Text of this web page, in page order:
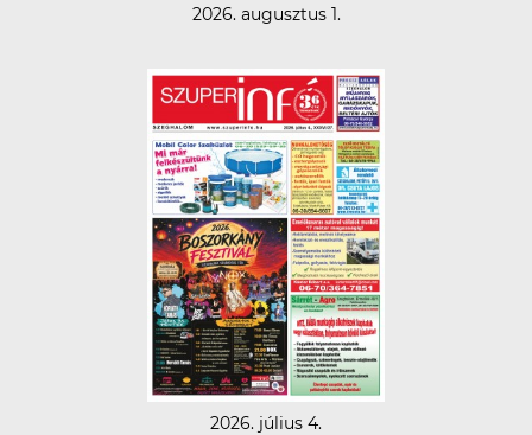
2026. augusztus 1.
2026. július 4.